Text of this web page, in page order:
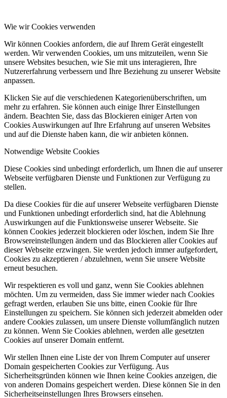
Wie wir Cookies verwenden
Wir können Cookies anfordern, die auf Ihrem Gerät eingestellt
werden. Wir verwenden Cookies, um uns mitzuteilen, wenn Sie
unsere Websites besuchen, wie Sie mit uns interagieren, Ihre
Nutzererfahrung verbessern und Ihre Beziehung zu unserer Website
anpassen.
Klicken Sie auf die verschiedenen Kategorienüberschriften, um
mehr zu erfahren. Sie können auch einige Ihrer Einstellungen
ändern. Beachten Sie, dass das Blockieren einiger Arten von
Cookies Auswirkungen auf Ihre Erfahrung auf unseren Websites
und auf die Dienste haben kann, die wir anbieten können.
Notwendige Website Cookies
Diese Cookies sind unbedingt erforderlich, um Ihnen die auf unserer
Webseite verfügbaren Dienste und Funktionen zur Verfügung zu
stellen.
Da diese Cookies für die auf unserer Webseite verfügbaren Dienste
und Funktionen unbedingt erforderlich sind, hat die Ablehnung
Auswirkungen auf die Funktionsweise unserer Webseite. Sie
können Cookies jederzeit blockieren oder löschen, indem Sie Ihre
Browsereinstellungen ändern und das Blockieren aller Cookies auf
dieser Webseite erzwingen. Sie werden jedoch immer aufgefordert,
Cookies zu akzeptieren / abzulehnen, wenn Sie unsere Website
erneut besuchen.
Wir respektieren es voll und ganz, wenn Sie Cookies ablehnen
möchten. Um zu vermeiden, dass Sie immer wieder nach Cookies
gefragt werden, erlauben Sie uns bitte, einen Cookie für Ihre
Einstellungen zu speichern. Sie können sich jederzeit abmelden oder
andere Cookies zulassen, um unsere Dienste vollumfänglich nutzen
zu können. Wenn Sie Cookies ablehnen, werden alle gesetzten
Cookies auf unserer Domain entfernt.
Wir stellen Ihnen eine Liste der von Ihrem Computer auf unserer
Domain gespeicherten Cookies zur Verfügung. Aus
Sicherheitsgründen können wie Ihnen keine Cookies anzeigen, die
von anderen Domains gespeichert werden. Diese können Sie in den
Sicherheitseinstellungen Ihres Browsers einsehen.